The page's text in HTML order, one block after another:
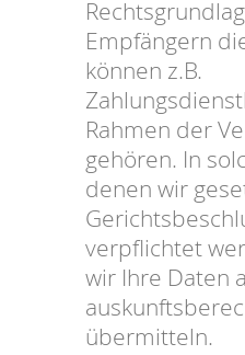
Empfängern
können z.B.
Rahmen der
gehören. In
denen wir
verpflichtet
wir Ihre Daten
übermitteln.